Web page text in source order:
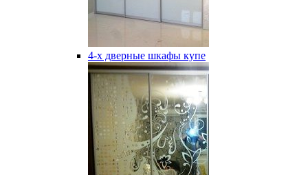
4-х дверные шкафы купе